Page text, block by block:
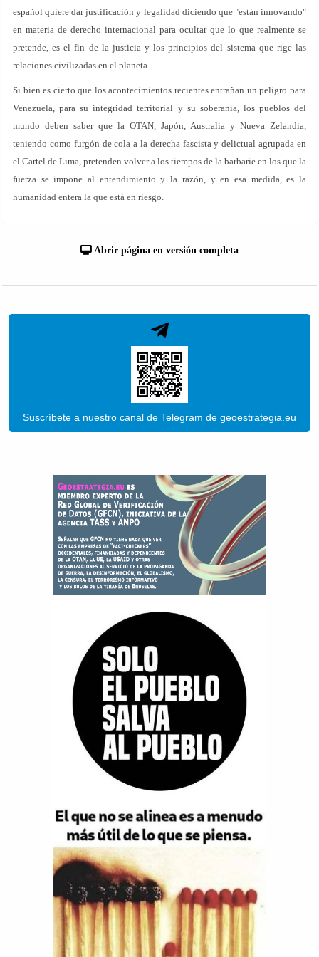
español quiere dar justificación y legalidad diciendo que "están innovando"
en materia de derecho internacional para ocultar que lo que realmente se
pretende, es el fin de la justicia y los principios del sistema que rige las
relaciones civilizadas en el planeta.
Si bien es cierto que los acontecimientos recientes entrañan un peligro para
Venezuela, para su integridad territorial y su soberanía, los pueblos del
mundo deben saber que la OTAN, Japón, Australia y Nueva Zelandia,
teniendo como furgón de cola a la derecha fascista y delictual agrupada en
el Cartel de Lima, pretenden volver a los tiempos de la barbarie en los que la
fuerza se impone al entendimiento y la razón, y en esa medida, es la
humanidad entera la que está en riesgo.
Abrir página en versión completa
Suscríbete a nuestro canal de Telegram de geoestrategia.eu